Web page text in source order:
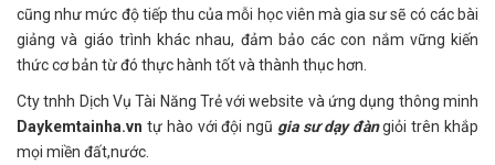
cũng như mức độ tiếp thu của mỗi học viên mà gia sư sẽ có các bài
giảng và giáo trình khác nhau, đảm bảo các con nắm vững kiến
thức cơ bản từ đó thực hành tốt và thành thục hơn.
Cty tnhh Dịch Vụ Tài Năng Trẻ với website và ứng dụng thông minh
Daykemtainha.vn tự hào với đội ngũ gia sư dạy đàngiỏi trên khắp
mọi miền đất,nước.